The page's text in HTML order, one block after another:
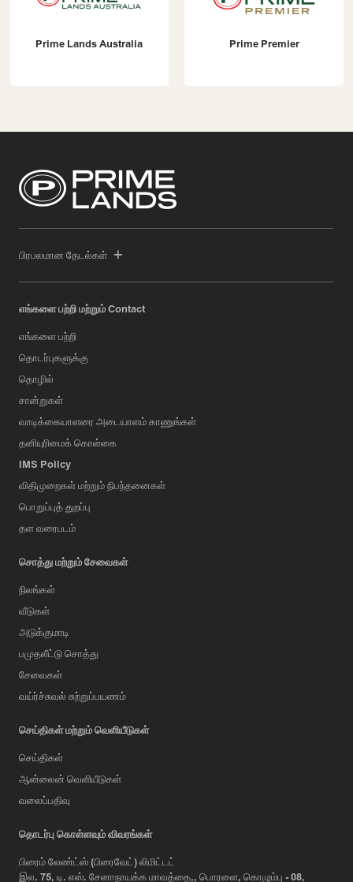
Prime Lands Australia Prime Premier
பிரபலமான தேடல்கள்
எங்களை பற்றி மற்றும் Contact
எங்களை பற்றி
தொடர்புகளுக்கு
தொழில்
சான்றுகள்
வாடிக்கையாளரை அடையாளம் காணுங்கள்
தனியுரிமைக் கொள்கை
IMS Policy
விதிமுறைகள் மற்றும் நிபந்தனைகள்
பொறுப்புத் துறப்பு
தள வரைபடம்
சொத்து மற்றும் சேவைகள்
நிலங்கள்
வீடுகள்
அடுக்குமாடி
பமுதலீட்டு சொத்து
சேவைகள்
வய்ர்ச்சுவல் சுற்றுப்பயணம்
செய்திகள் மற்றும் வெளியீடுகள்
செய்திகள்
ஆன்லைன் வெளியீடுகள்
வலைப்பதிவு
தொடர்பு கொள்ளவும் விவரங்கள்
பிரைம் லேண்ட்ஸ் (பிரைவேட்) லிமிட்டட்
இல. 75, டி. எஸ். சேனாநாயக்க மாவத்தை,, பொரளை, கொழும்பு - 08,